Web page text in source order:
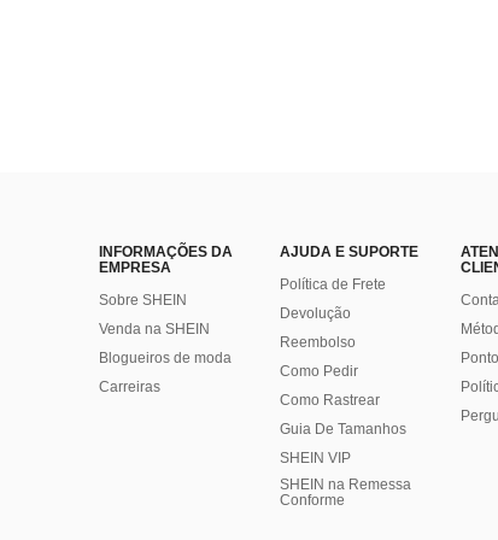
INFORMAÇÕES DA
EMPRESA
Sobre SHEIN
Venda na SHEIN
Blogueiros de moda
Carreiras
AJUDA E SUPORTE
Política de Frete
Devolução
Reembolso
Como Pedir
Como Rastrear
Guia De Tamanhos
SHEIN VIP
SHEIN na Remessa
Conforme